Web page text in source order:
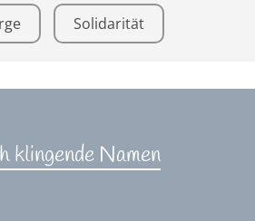
Solidarität
klingende Namen